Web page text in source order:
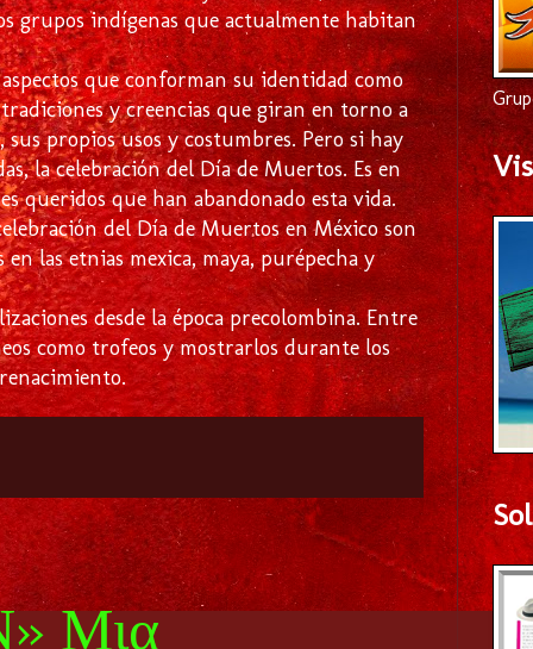
grupos indígenas que actualmente habitan
que conforman su identidad como
y creencias que giran en torno a
propios usos y costumbres. Pero si hay
la celebración del Día de Muertos. Es en
queridos que han abandonado esta vida.
del Día de Muertos en México son
las etnias mexica, maya, purépecha y
desde la época precolombina. Entre
como trofeos y mostrarlos durante los
Μια